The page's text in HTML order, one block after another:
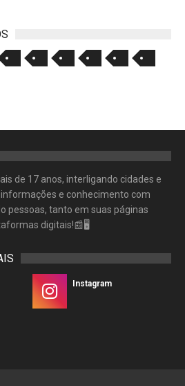
de 17 anos, interligando cidades e
e conhecimento com
pessoas, tanto em suas páginas
digitais!📰🖥
Instagram